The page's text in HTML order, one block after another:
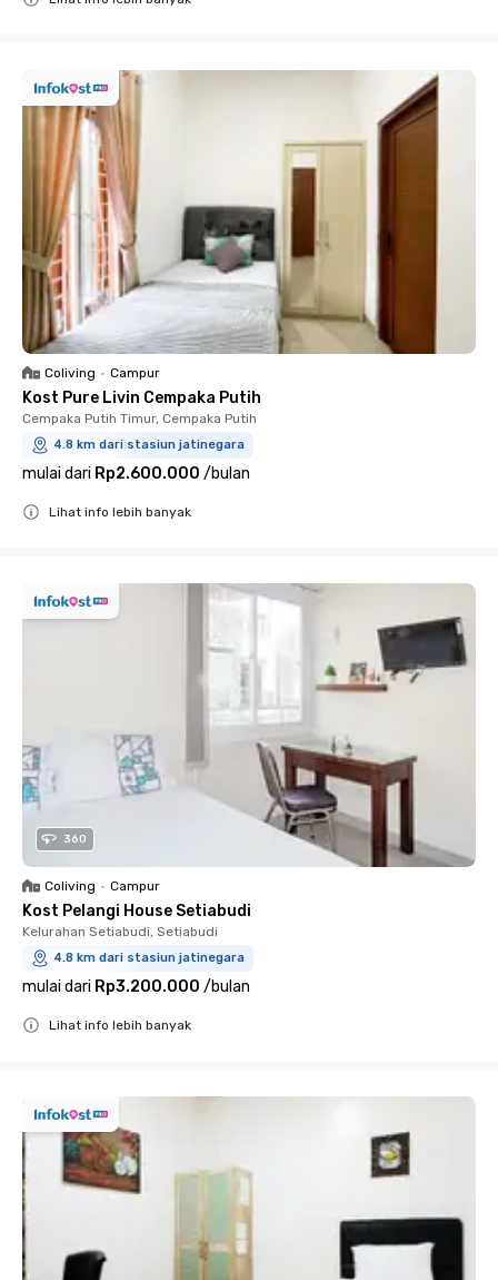
Coliving • Campur
Kost Pure Livin Cempaka Putih
Cempaka Putih Timur, Cempaka Putih
4.8 km dari stasiun jatinegara
mulai dari Rp2.600.000 /bulan
Lihat info lebih banyak
360
Coliving • Campur
Kost Pelangi House Setiabudi
Kelurahan Setiabudi, Setiabudi
4.8 km dari stasiun jatinegara
mulai dari Rp3.200.000 /bulan
Lihat info lebih banyak